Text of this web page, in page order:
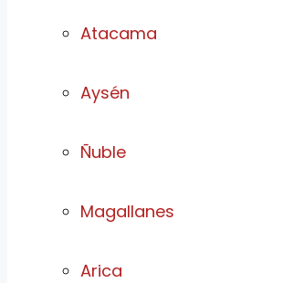
Atacama
Aysén
Ñuble
Magallanes
Arica